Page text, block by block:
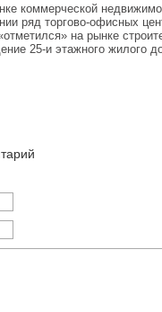
коммерческой
ряд торгово-офисных
на рынке
25-и этажного жилого